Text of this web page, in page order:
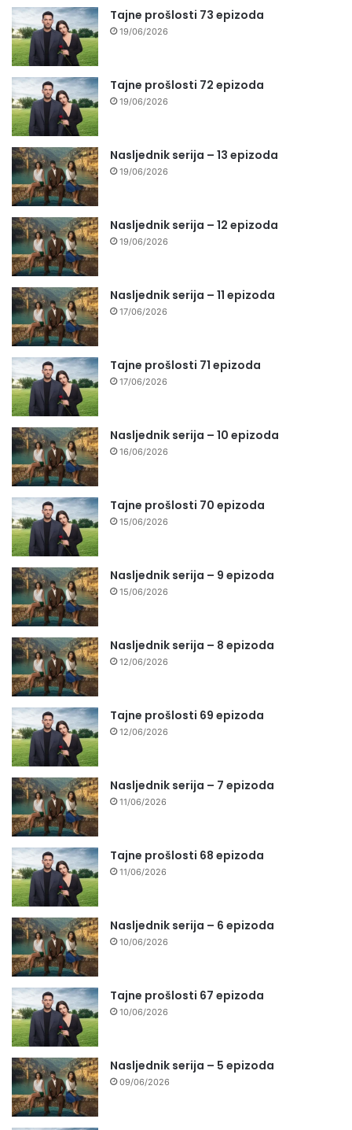
Tajne prošlosti 73 epizoda
19/06/2026
Tajne prošlosti 72 epizoda
19/06/2026
Nasljednik serija – 13 epizoda
19/06/2026
Nasljednik serija – 12 epizoda
19/06/2026
Nasljednik serija – 11 epizoda
17/06/2026
Tajne prošlosti 71 epizoda
17/06/2026
Nasljednik serija – 10 epizoda
16/06/2026
Tajne prošlosti 70 epizoda
15/06/2026
Nasljednik serija – 9 epizoda
15/06/2026
Nasljednik serija – 8 epizoda
12/06/2026
Tajne prošlosti 69 epizoda
12/06/2026
Nasljednik serija – 7 epizoda
11/06/2026
Tajne prošlosti 68 epizoda
11/06/2026
Nasljednik serija – 6 epizoda
10/06/2026
Tajne prošlosti 67 epizoda
10/06/2026
Nasljednik serija – 5 epizoda
09/06/2026